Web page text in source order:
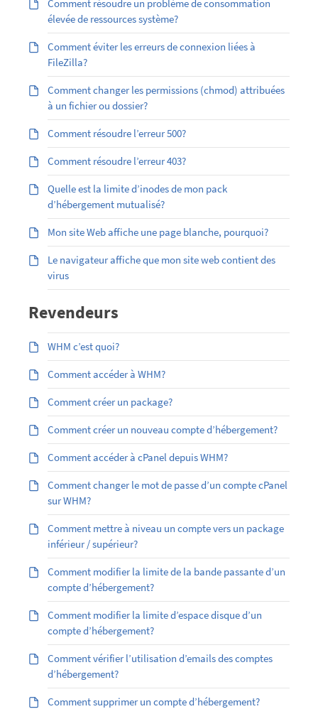
Comment résoudre un problème de consommation
élevée de ressources système?
Comment éviter les erreurs de connexion liées à
FileZilla?
Comment changer les permissions (chmod) attribuées
à un fichier ou dossier?
Comment résoudre l’erreur 500?
Comment résoudre l’erreur 403?
Quelle est la limite d’inodes de mon pack
d’hébergement mutualisé?
Mon site Web affiche une page blanche, pourquoi?
Le navigateur affiche que mon site web contient des
virus
Revendeurs
WHM c’est quoi?
Comment accéder à WHM?
Comment créer un package?
Comment créer un nouveau compte d’hébergement?
Comment accéder à cPanel depuis WHM?
Comment changer le mot de passe d’un compte cPanel
sur WHM?
Comment mettre à niveau un compte vers un package
inférieur / supérieur?
Comment modifier la limite de la bande passante d’un
compte d’hébergement?
Comment modifier la limite d’espace disque d’un
compte d’hébergement?
Comment vérifier l’utilisation d’emails des comptes
d’hébergement?
Comment supprimer un compte d’hébergement?